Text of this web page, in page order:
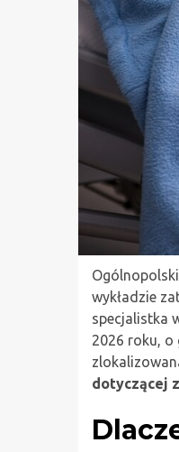
wykładzie
specjalistka
2026 roku, o
dotyczącej